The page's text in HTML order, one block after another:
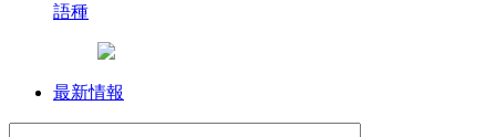
語種
最新情報